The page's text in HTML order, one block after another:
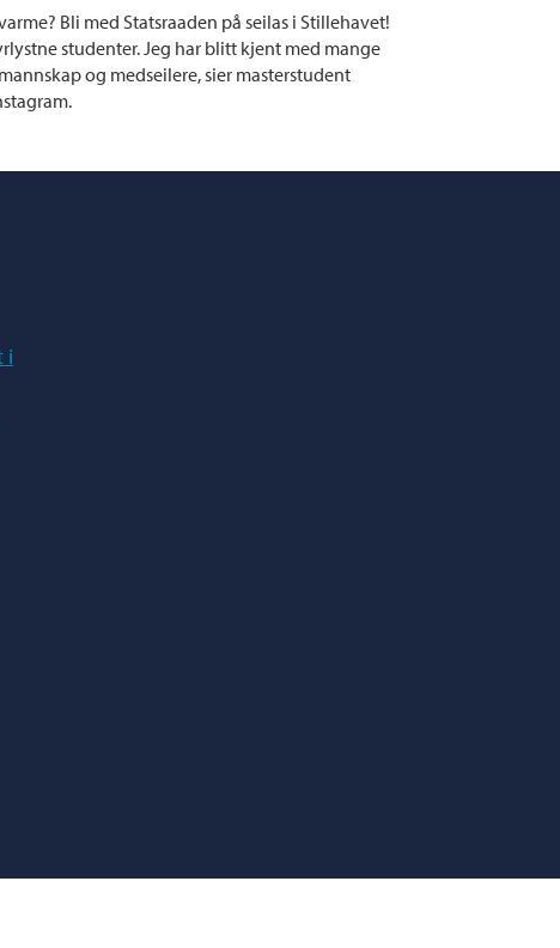
Bli med Statsraaden på seilas i Stillehavet!
studenter. Jeg har blitt kjent med mange
og medseilere, sier masterstudent
i